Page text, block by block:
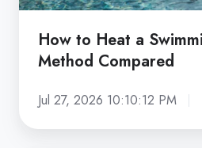
How to Heat a
Method Compared
Jul 27, 2026 10:10:12 PM